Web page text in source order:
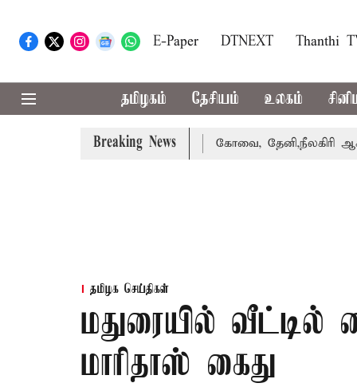
E-Paper DTNEXT Thanthi
தமிழகம் தேசியம் உலகம்
Breaking News
வாபஸ் பெற்றார் சங்கீதா கோவை, தேனி,நீலகிரி ஆகிய
தமிழக செய்திகள்
மதுரையில் வீட்டில்
மாரிதாஸ் கைது